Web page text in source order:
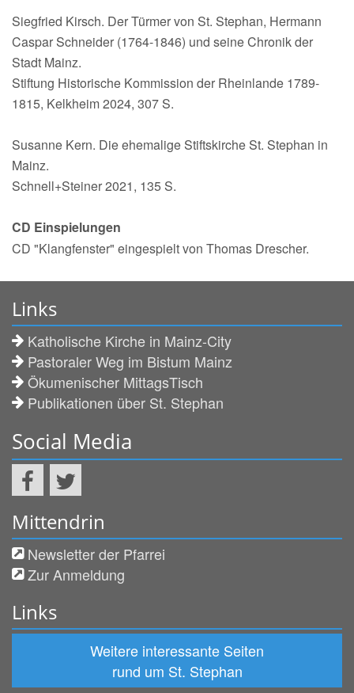
Siegfried Kirsch. Der Türmer von St. Stephan, Hermann
Caspar Schneider (1764-1846) und seine Chronik der
Stadt Mainz.
Stiftung Historische Kommission der Rheinlande 1789-
1815, Kelkheim 2024, 307 S.
Susanne Kern. Die ehemalige Stiftskirche St. Stephan in
Mainz.
Schnell+Steiner 2021, 135 S.
CD Einspielungen
CD "Klangfenster" eingespielt von Thomas Drescher.
Links
Katholische Kirche in Mainz-City
Pastoraler Weg im Bistum Mainz
Ökumenischer MittagsTisch
Publikationen über St. Stephan
Social Media
Mittendrin
Newsletter der Pfarrei
Zur Anmeldung
Links
Weitere interessante Seiten
rund um St. Stephan